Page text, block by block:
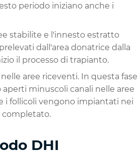
periodo iniziano anche i
stabilite e l'innesto estratto
dall'area donatrice dalla
il processo di trapianto.
aree riceventi. In questa fase
minuscoli canali nelle aree
i follicoli vengono impiantati nei
completato.
DHI